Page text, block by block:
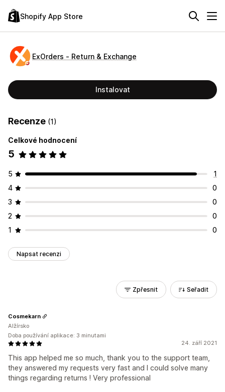
Shopify App Store
ExOrders ‑ Return & Exchange
Instalovat
Recenze (1)
Celkové hodnocení
5
5
1
4
0
3
0
2
0
1
0
Napsat recenzi
Zpřesnit Seřadit
24. září 2021
This app helped me so much, thank you to the support team,
they answered my requests very fast and I could solve many
things regarding returns ! Very professional
Cosmekarn
Alžírsko
Doba používání aplikace: 3 minutami